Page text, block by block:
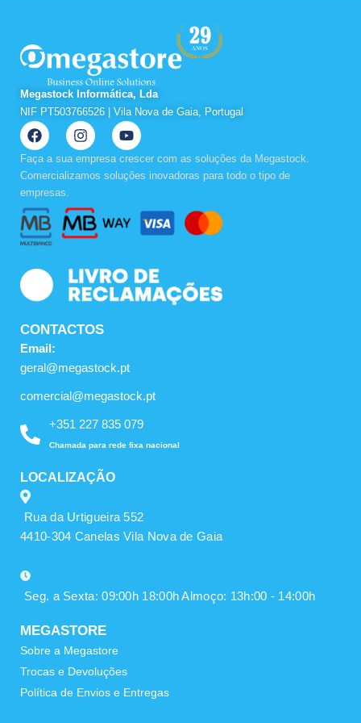
Megastock Informática, Lda
NIF PT503766526 | Vila Nova de Gaia, Portugal
F
a
c
e
o
o
k
I
n
s
t
r
a
m
Y
o
u
t
u
e
Faça a sua empresa crescer com as soluções da Megastock.
Comercializamos soluções inovadoras para todo o tipo de
empresas.
CONTACTOS
Email:
geral@megastock.pt
comercial@megastock.pt
+351 227 835 079
Chamada para rede fixa nacional
LOCALIZAÇÃO
Rua da Urtigueira 552
4410-304 Canelas Vila Nova de Gaia
Seg. a Sexta: 09:00h 18:00h Almoço: 13h:00 - 14:00h
MEGASTORE
Sobre a Megastore
Trocas e Devoluções
Política de Envios e Entregas